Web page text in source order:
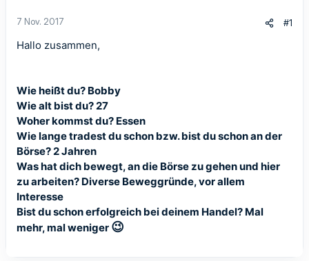
7 Nov. 2017 #1
Hallo zusammen,
Wie heißt du? Bobby
Wie alt bist du? 27
Woher kommst du? Essen
Wie lange tradest du schon bzw. bist du schon an der
Börse? 2 Jahren
Was hat dich bewegt, an die Börse zu gehen und hier
zu arbeiten? Diverse Beweggründe, vor allem
Interesse
Bist du schon erfolgreich bei deinem Handel? Mal
mehr, mal weniger 😉